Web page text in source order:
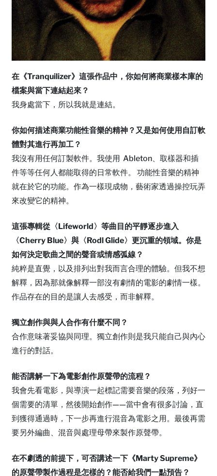
在《Tranquilizer》這張作品中，你如何將商業樣本庫的
檔案與當下連結起來？
我身處當下，所以我就是連結。
你如何描述商業功能性音樂的精神？又是如何使用自訂軟
體對其進行再加工？
我沒有用任何訂製軟件。我使用 Ableton、取樣器和插
件等等任何人都能取得的日常軟件。 功能性音樂的精神
就在於它的功能。作為一樣現成物，藝術家透過操控玩弄
來改變它的精神。
這張專輯從〈Lifeworld〉等曲目的平靜逐步進入
〈Cherry Blue〉與〈Rodl Glide〉更沉重的領域。你是
如何決定歌曲之間的聲音或情感弧線？
純粹是直覺，以及排列出對我而言合理的體驗。但我不想
解釋，因為那就像解釋一部沒有劇情的電影的劇情一樣。
作品存在的目的是讓人去感受，而非解釋。
獨立創作與與人合作有什麼不同？
合作意味著妥協與同理。獨立創作則是我只能自己與內心
進行的對話。
能否講解一下為電影創作原聲帶的流程？
我會先看電影，與導演一起標記需要音樂的段落，列好一
個需要的清單，然後開始創作——當中會有很多討論，直
到獲得通過時，下一步再進行混音為電影之用。最後再需
要另外編曲、混音與處理母帶來製作原聲帶。
在不劇透的前提下，可否講述一下《Marty Supreme》
的原聲帶製作過程是怎樣的？能否給我們一點預告？